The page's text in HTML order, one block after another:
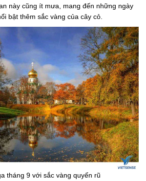
này cũng ít mưa, mang đến những ngày
bật thêm sắc vàng của cây cỏ.
tháng 9 với sắc vàng quyến rũ